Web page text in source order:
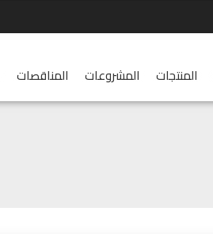
المناقصات المشروعات المنتجات